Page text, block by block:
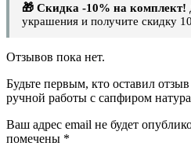
🎁 Скидка -10% на комплект!
украшения и получите скидку
Отзывов пока нет.
Будьте первым, кто оставил
ручной работы с сапфиром
Ваш адрес email не будет
помечены *